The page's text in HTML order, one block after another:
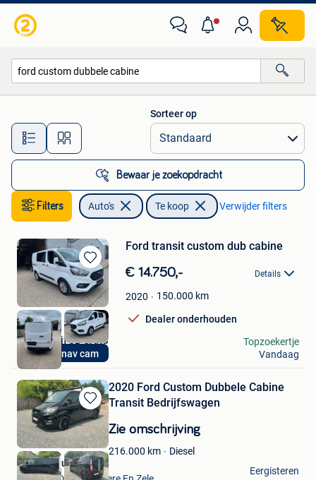
Alle afstanden…
Sorteer op
Bewaar je zoekopdracht
Filters Auto's Te koop Verwijder filters
Bewaren
in
Mijn
Favorieten
Euro6d nav cam
Ford transit custom dub cabine
€ 14.750,- Details
2020 150.000 km
Dealer onderhouden
autobedrijf JB CARS
Temse
Topzoekertje
Vandaag
Bewaren
in
Mijn
Favorieten
2020 Ford Custom Dubbele Cabine
Transit Bedrijfswagen
Zie omschrijving
216.000 km
Diesel
VAVATO Auctions
Eergisteren